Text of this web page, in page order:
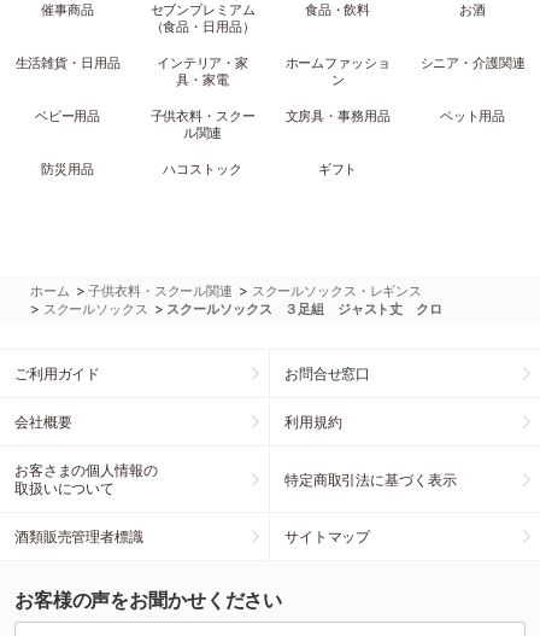
催事商品
セブンプレミアム
（食品・日用品）
食品・飲料 お酒
生活雑貨・日用品
インテリア・家
具・家電
ホームファッショ
ン
シニア・介護関連
ベビー用品
子供衣料・スクー
ル関連
文房具・事務用品 ペット用品
防災用品 ハコストック ギフト
ホーム >子供衣料・スクール関連 > スクールソックス・レギンス
> スクールソックス > スクールソックス ３足組 ジャスト丈 クロ
ご利用ガイド お問合せ窓口
会社概要 利用規約
お客さまの個人情報の
取扱いについて
特定商取引法に基づく表示
酒類販売管理者標識 サイトマップ
お客様の声をお聞かせください